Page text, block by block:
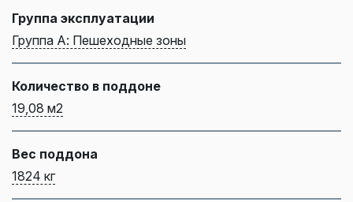
Группа эксплуатации
Группа А: Пешеходные зоны
Количество в поддоне
19,08 м2
Вес поддона
1824 кг